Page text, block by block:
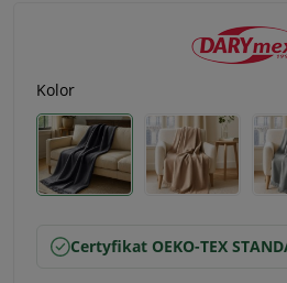
Kolor
Certyfikat OEKO-TEX